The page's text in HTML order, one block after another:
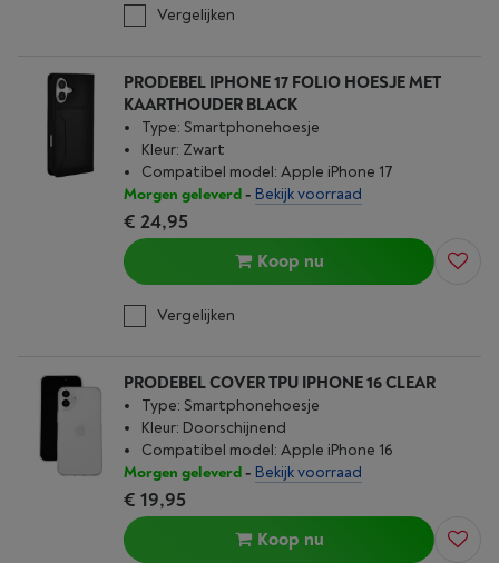
Vergelijken
PRODEBEL IPHONE 17 FOLIO HOESJE MET
KAARTHOUDER BLACK
Type: Smartphonehoesje
Kleur: Zwart
Compatibel model: Apple iPhone 17
Morgen geleverd- Bekijk voorraad
€ 24,95
Koop nu
Vergelijken
PRODEBEL COVER TPU IPHONE 16 CLEAR
Type: Smartphonehoesje
Kleur: Doorschijnend
Compatibel model: Apple iPhone 16
Morgen geleverd- Bekijk voorraad
€ 19,95
Koop nu